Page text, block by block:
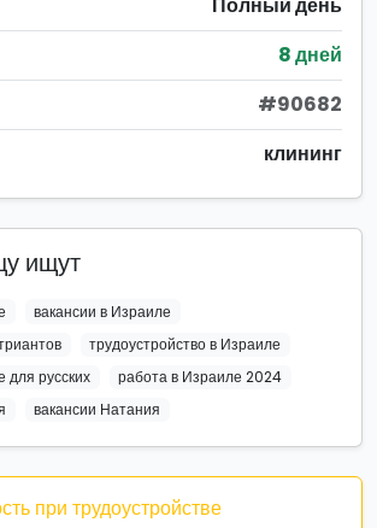
8 дней
#90682
клининг
ищут
вакансии в Израиле
трудоустройство в Израиле
для русских
работа в Израиле 2024
вакансии Натания
при трудоустройстве